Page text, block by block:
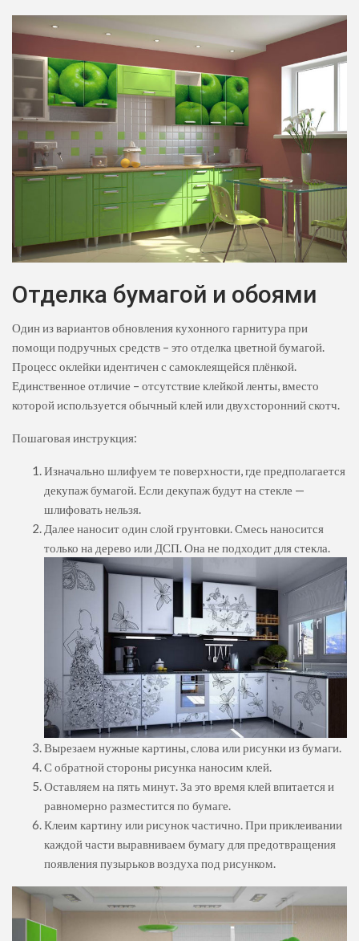
Отделка бумагой и обоями
Один из вариантов обновления кухонного гарнитура при
помощи подручных средств – это отделка цветной бумагой.
Процесс оклейки идентичен с самоклеящейся плёнкой.
Единственное отличие – отсутствие клейкой ленты, вместо
которой используется обычный клей или двухсторонний скотч.
Пошаговая инструкция:
Изначально шлифуем те поверхности, где предполагается
декупаж бумагой. Если декупаж будут на стекле —
шлифовать нельзя.
Далее наносит один слой грунтовки. Смесь наносится
только на дерево или ДСП. Она не подходит для стекла.
Вырезаем нужные картины, слова или рисунки из бумаги.
С обратной стороны рисунка наносим клей.
Оставляем на пять минут. За это время клей впитается и
равномерно разместится по бумаге.
Клеим картину или рисунок частично. При приклеивании
каждой части выравниваем бумагу для предотвращения
появления пузырьков воздуха под рисунком.